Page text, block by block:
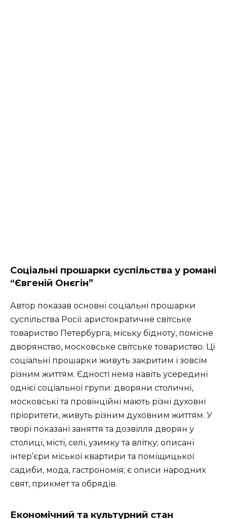
Соціальні прошарки суспільства у романі
“Євгеній Онєгін”
Автор показав основні соціальні прошарки
суспільства Росії: аристократичне світське
товариство Петербурга, міську бідноту, помісне
дворянство, московське світське товариство. Ці
соціальні прошарки живуть закритим і зовсім
різним життям. Єдності нема навіть усередині
однієї соціальної групи: дворяни столичні,
московські та провінційні мають різні духовні
пріоритети, живуть різним духовним життям. У
творі показані заняття та дозвілля дворян у
столиці, місті, селі, узимку та влітку; описані
інтер’єри міської квартири та поміщицької
садиби, мода, гастрономія; є описи народних
свят, прикмет та обрядів.
Економічний та культурний стан